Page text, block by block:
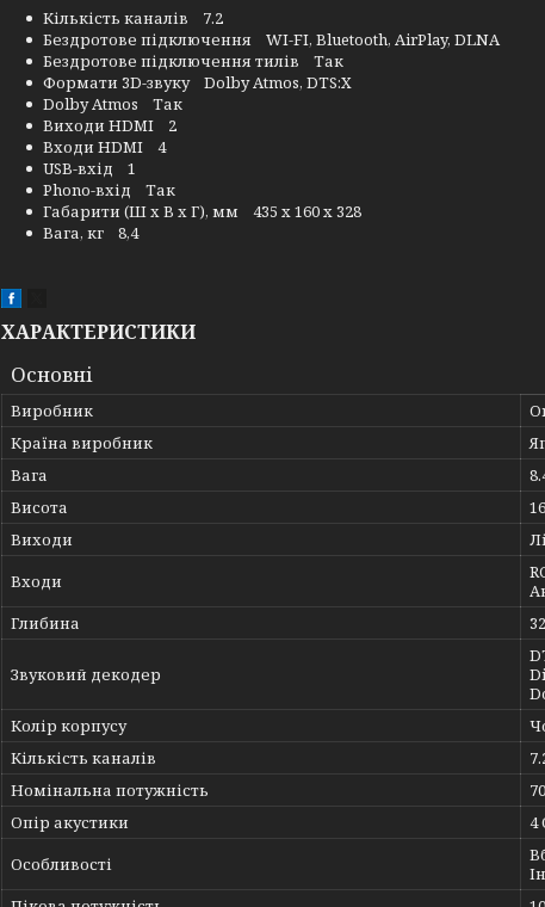
Кількість каналів 7.2
Бездротове підключення WI-FI, Bluetooth, AirPlay, DLNA
Бездротове підключення тилів Так
Формати 3D-звуку Dolby Atmos, DTS:X
Dolby Atmos Так
Виходи HDMI 2
Входи HDMI 4
USB-вхід 1
Phono-вхід Так
Габарити (Ш х В х Г), мм 435 x 160 x 328
Вага, кг 8,4
ХАРАКТЕРИСТИКИ
Основні
Виробник
Країна виробник
Вага
Висота
Виходи
Входи
Глибина
Звуковий декодер
Колір корпусу
Кількість каналів
Номінальна потужність
Опір акустики
4
Особливості